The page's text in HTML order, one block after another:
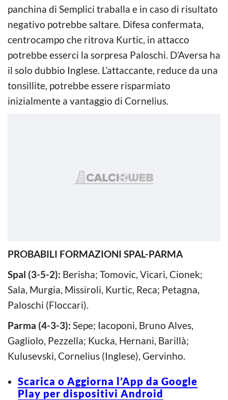
panchina di Semplici traballa e in caso di risultato
negativo potrebbe saltare. Difesa confermata,
centrocampo che ritrova Kurtic, in attacco
potrebbe esserci la sorpresa Paloschi. D’Aversa ha
il solo dubbio Inglese. L’attaccante, reduce da una
tonsillite, potrebbe essere risparmiato
inizialmente a vantaggio di Cornelius.
PROBABILI FORMAZIONI SPAL-PARMA
Spal (3-5-2): Berisha; Tomovic, Vicari, Cionek;
Sala, Murgia, Missiroli, Kurtic, Reca; Petagna,
Paloschi (Floccari).
Parma (4-3-3): Sepe; Iacoponi, Bruno Alves,
Gagliolo, Pezzella; Kucka, Hernani, Barillà;
Kulusevski, Cornelius (Inglese), Gervinho.
Scarica o Aggiorna l’App da Google
Play per dispositivi Android